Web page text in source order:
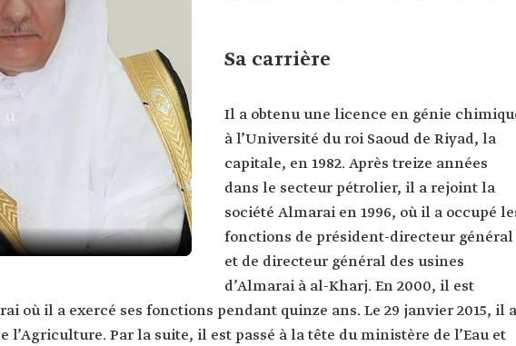
ben Abdulmohsen al
Sa carrière
Il a obtenu une licence en génie
à l’Université du roi Saoud de Riyad, la
capitale, en 1982. Après treize années
dans le secteur pétrolier, il a rejoint la
société Almarai en 1996, où il a occupé
fonctions de président-directeur général
et de directeur général des usines
d’Almarai à al-Kharj. En 2000, il est
où il a exercé ses fonctions pendant quinze ans. Le 29 janvier 2015, il a
l’Agriculture. Par la suite, il est passé à la tête du ministère de l’Eau et